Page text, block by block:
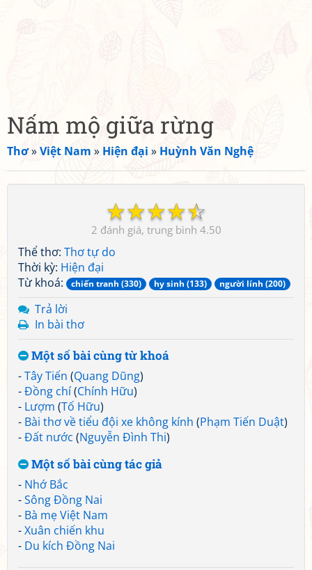
Nấm mộ giữa rừng
Thơ»Việt Nam » Hiện đại » Huỳnh Văn Nghệ
☆
☆
☆
☆
☆
2 4.50
Thể thơ: Thơ tự do
Thời kỳ: Hiện đại
Từ khoá:
chiến tranh (330) hy sinh (133) người lính (200)
Trả lời
In bài thơ
Một số bài cùng từ khoá
-Tây Tiến (Quang Dũng)
-Đồng chí(Chính Hữu)
- Lượm (Tố Hữu)
- Bài thơ về tiểu đội xe không kính (Phạm Tiến Duật)
-Đất nước (Nguyễn Đình Thi)
Một số bài cùng tác giả
- Nhớ Bắc
-Sông Đồng Nai
- Bà mẹ Việt Nam
-Xuân chiến khu
- Du kích Đồng Nai